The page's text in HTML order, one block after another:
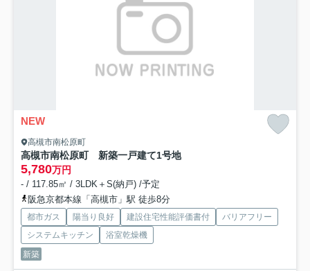
NEW
高槻市南松原町
高槻市南松原町 新築一戸建て1号地
5,780万円
- / 117.85㎡ / 3LDK＋S(納戸) /予定
阪急京都本線「高槻市」駅 徒歩8分
都市ガス 陽当り良好 建設住宅性能評価書付
バリアフリー
システムキッチン
浴室乾燥機
新築